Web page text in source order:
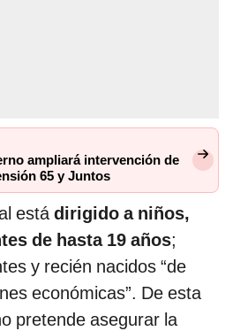
ampliará intervención de
65 y Juntos
estádirigido a niños,
de hasta 19 años;
y recién nacidos “de
económicas”. De esta
pretende asegurar la